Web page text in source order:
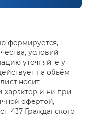
формируется,
условий
уточняйте у
на объём
носит
и ни при
офертой,
437 Гражданского